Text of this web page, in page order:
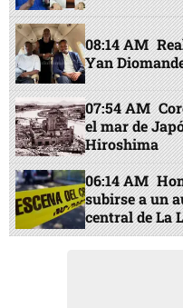
08:14 AM
Yan
07:54 AM
el mar de
Hiroshima
06:14 AM
subirse a un
central de La